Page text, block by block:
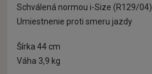
Schválená normou i-Size (R129/04)
Umiestnenie proti smeru jazdy
Šírka 44 cm
Váha 3,9 kg